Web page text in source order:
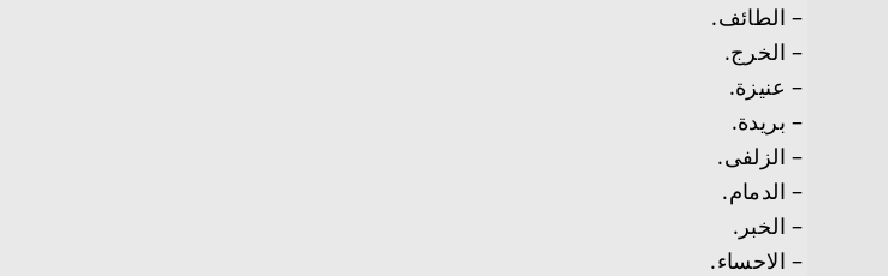
– الطائف.
– الخرج.
– عنيزة.
– بريدة.
– الزلفى.
– الدمام.
– الخبر.
– الاحساء.